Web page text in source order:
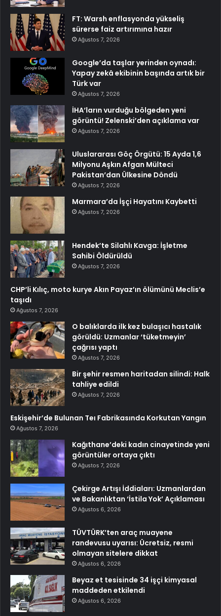
FT: Warsh enflasyonda yükseliş
sürerse faiz artırımına hazır
Ağustos 7, 2026
Google’da taşlar yerinden oynadı:
Yapay zekâ ekibinin başında artık bir
Türk var
Ağustos 7, 2026
İHA’ların vurduğu bölgeden yeni
görüntü! Zelenski’den açıklama var
Ağustos 7, 2026
Uluslararası Göç Örgütü: 15 Ayda 1,6
Milyonu Aşkın Afgan Mülteci
Pakistan’dan Ülkesine Döndü
Ağustos 7, 2026
Marmara’da İşçi Hayatını Kaybetti
Ağustos 7, 2026
Hendek’te Silahlı Kavga: İşletme
Sahibi Öldürüldü
Ağustos 7, 2026
CHP’li Kılıç, moto kurye Akın Payaz’ın ölümünü Meclis’e
taşıdı
Ağustos 7, 2026
O balıklarda ilk kez bulaşıcı hastalık
görüldü: Uzmanlar ‘tüketmeyin’
çağrısı yaptı
Ağustos 7, 2026
Bir şehir resmen haritadan silindi: Halk
tahliye edildi
Ağustos 7, 2026
Eskişehir’de Bulunan Teı Fabrikasında Korkutan Yangın
Ağustos 7, 2026
Kağıthane’deki kadın cinayetinde yeni
görüntüler ortaya çıktı
Ağustos 7, 2026
Çekirge Artışı İddiaları: Uzmanlardan
ve Bakanlıktan ‘İstila Yok’ Açıklaması
Ağustos 6, 2026
TÜVTÜRK’ten araç muayene
randevusu uyarısı: Ücretsiz, resmi
olmayan sitelere dikkat
Ağustos 6, 2026
Beyaz et tesisinde 34 işçi kimyasal
maddeden etkilendi
Ağustos 6, 2026